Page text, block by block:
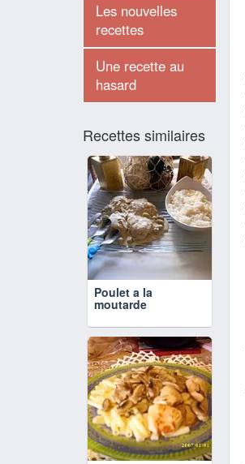
Les nouvelles
recettes
Une recette au
hasard
Recettes similaires
Poulet a la
moutarde